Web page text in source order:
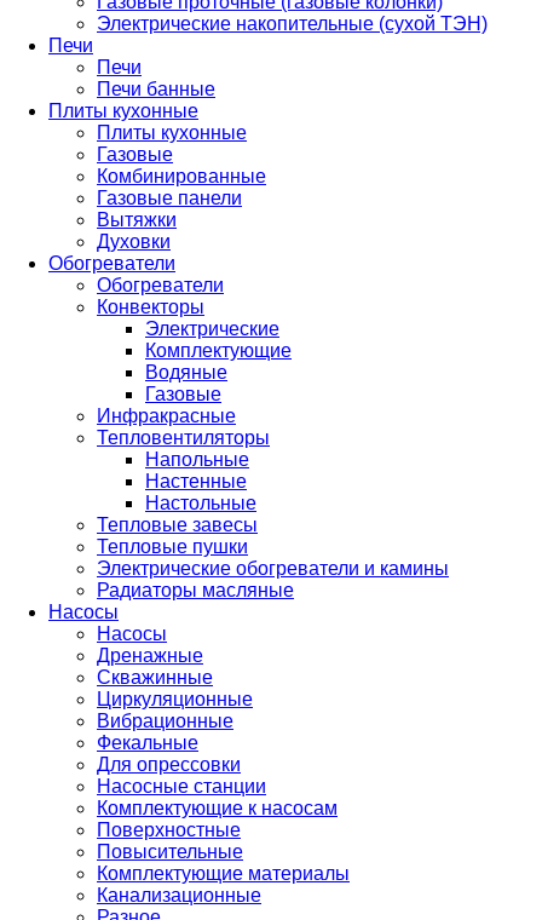
Электрические накопительные (сухой ТЭН)
Печи
Печи
Печи банные
Плиты кухонные
Плиты кухонные
Газовые
Комбинированные
Газовые панели
Вытяжки
Духовки
Обогреватели
Обогреватели
Конвекторы
Электрические
Комплектующие
Водяные
Газовые
Инфракрасные
Тепловентиляторы
Напольные
Настенные
Настольные
Тепловые завесы
Тепловые пушки
Электрические обогреватели и камины
Радиаторы масляные
Насосы
Насосы
Дренажные
Скважинные
Циркуляционные
Вибрационные
Фекальные
Для опрессовки
Насосные станции
Комплектующие к насосам
Поверхностные
Повысительные
Комплектующие материалы
Канализационные